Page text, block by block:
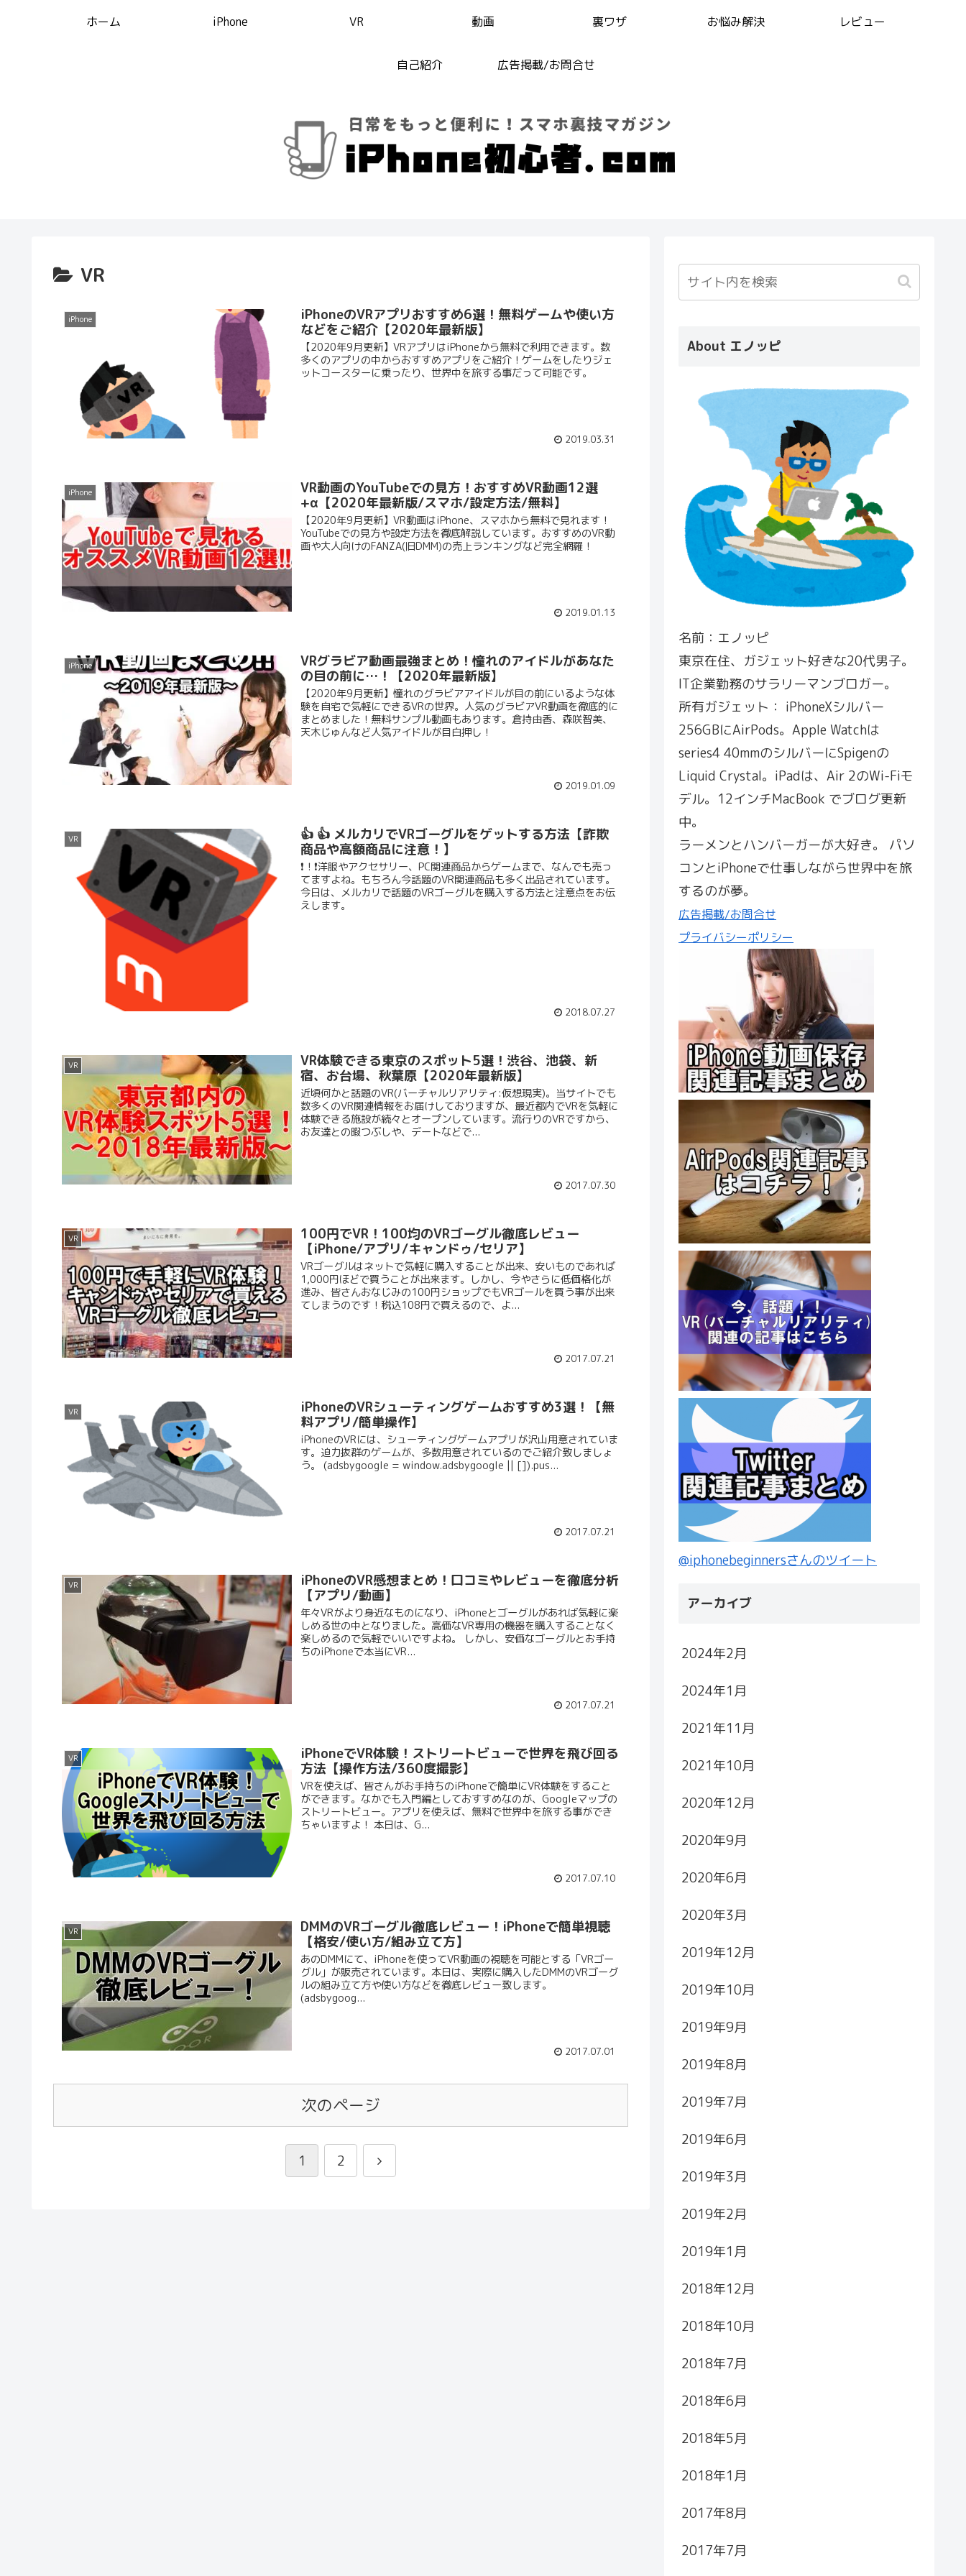
ホーム iPhone VR 動画 裏ワザ お悩み解決 レビュー
自己紹介 広告掲載/お問合せ
VR
iPhone
iPhoneのVRアプリおすすめ6選！無料ゲームや使い方
などをご紹介【2020年最新版】
【2020年9月更新】VRアプリはiPhoneから無料で利用できます。数
多くのアプリの中からおすすめアプリをご紹介！ゲームをしたりジェ
ットコースターに乗ったり、世界中を旅する事だって可能です。
2019.03.31
iPhone
VR動画のYouTubeでの見方！おすすめVR動画12選
+α【2020年最新版/スマホ/設定方法/無料】
【2020年9月更新】VR動画はiPhone、スマホから無料で見れます！
YouTubeでの見方や設定方法を徹底解説しています。おすすめのVR動
画や大人向けのFANZA(旧DMM)の売上ランキングなど完全網羅！
2019.01.13
iPhone
VRグラビア動画最強まとめ！憧れのアイドルがあなた
の目の前に…！【2020年最新版】
【2020年9月更新】憧れのグラビアアイドルが目の前にいるような体
験を自宅で気軽にできるVRの世界。人気のグラビアVR動画を徹底的に
まとめました！無料サンプル動画もあります。倉持由香、森咲智美、
天木じゅんなど人気アイドルが目白押し！
2019.01.09
VR
👍 👍 メルカリでVRゴーグルをゲットする方法【詐欺
商品や高額商品に注意！】
❗！❗洋服やアクセサリー、PC関連商品からゲームまで、なんでも売っ
てますよね。もちろん今話題のVR関連商品も多く出品されています。
今日は、メルカリで話題のVRゴーグルを購入する方法と注意点をお伝
えします。
2018.07.27
VR
VR体験できる東京のスポット5選！渋谷、池袋、新
宿、お台場、秋葉原【2020年最新版】
近頃何かと話題のVR(バーチャルリアリティ:仮想現実)。当サイトでも
数多くのVR関連情報をお届けしておりますが、最近都内でVRを気軽に
体験できる施設が続々とオープンしています。流行りのVRですから、
お友達との暇つぶしや、デートなどで...
2017.07.30
VR
100円でVR！100均のVRゴーグル徹底レビュー
【iPhone/アプリ/キャンドゥ/セリア】
VRゴーグルはネットで気軽に購入することが出来、安いものであれば
1,000円ほどで買うことが出来ます。しかし、今やさらに低価格化が
進み、皆さんおなじみの100円ショップでもVRゴールを買う事が出来
てしまうのです！税込108円で買えるので、よ...
2017.07.21
VR
iPhoneのVRシューティングゲームおすすめ3選！【無
料アプリ/簡単操作】
iPhoneのVRには、シューティングゲームアプリが沢山用意されていま
す。迫力抜群のゲームが、多数用意されているのでご紹介致しましょ
う。 (adsbygoogle = window.adsbygoogle || []).pus...
2017.07.21
VR
iPhoneのVR感想まとめ！口コミやレビューを徹底分析
【アプリ/動画】
年々VRがより身近なものになり、iPhoneとゴーグルがあれば気軽に楽
しめる世の中となりました。高価なVR専用の機器を購入することなく
楽しめるので気軽でいいですよね。 しかし、安価なゴーグルとお手持
ちのiPhoneで本当にVR...
2017.07.21
VR
iPhoneでVR体験！ストリートビューで世界を飛び回る
方法【操作方法/360度撮影】
VRを使えば、皆さんがお手持ちのiPhoneで簡単にVR体験をすること
ができます。なかでも入門編としておすすめなのが、Googleマップの
ストリートビュー。アプリを使えば、無料で世界中を旅する事ができ
ちゃいますよ！ 本日は、G...
2017.07.10
VR
DMMのVRゴーグル徹底レビュー！iPhoneで簡単視聴
【格安/使い方/組み立て方】
あのDMMにて、iPhoneを使ってVR動画の視聴を可能とする「VRゴー
グル」が販売されています。本日は、実際に購入したDMMのVRゴーグ
ルの組み立て方や使い方などを徹底レビュー致します。
(adsbygoog...
2017.07.01
次のページ
1 2
About エノッピ
名前：エノッピ
東京在住、ガジェット好きな20代男子。
IT企業勤務のサラリーマンブロガー。
所有ガジェット： iPhoneXシルバー
256GBにAirPods。Apple Watchは
series4 40mmのシルバーにSpigenの
Liquid Crystal。iPadは、Air 2のWi-Fiモ
デル。12インチMacBook でブログ更新
中。
ラーメンとハンバーガーが大好き。 パソ
コンとiPhoneで仕事しながら世界中を旅
するのが夢。
広告掲載/お問合せ
プライバシーポリシー
@iphonebeginnersさんのツイート
アーカイブ
2024年2月
2024年1月
2021年11月
2021年10月
2020年12月
2020年9月
2020年6月
2020年3月
2019年12月
2019年10月
2019年9月
2019年8月
2019年7月
2019年6月
2019年3月
2019年2月
2019年1月
2018年12月
2018年10月
2018年7月
2018年6月
2018年5月
2018年1月
2017年8月
2017年7月